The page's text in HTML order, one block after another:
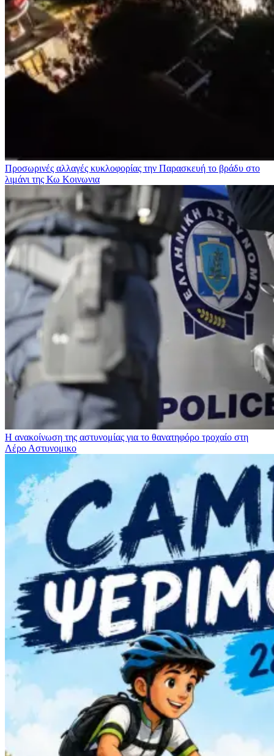
Προσωρινές αλλαγές κυκλοφορίας την Παρασκευή το βράδυ στο
λιμάνι της Κω Κοινωνια
Η ανακοίνωση της αστυνομίας για το θανατηφόρο τροχαίο στη
Λέρο Αστυνομικο